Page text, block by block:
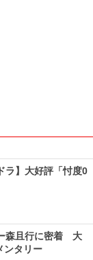
ラ】大好評「忖度0
森且行に密着 大
ンタリー